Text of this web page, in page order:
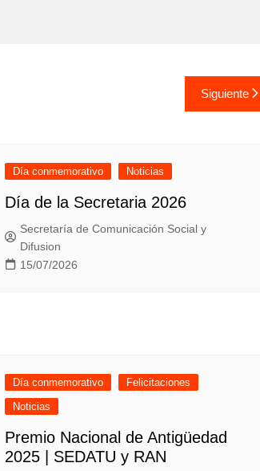
Siguiente
Día conmemorativo Noticias
Día de la Secretaria 2026
Secretaría de Comunicación Social y
Difusion
15/07/2026
Día conmemorativo
Felicitaciones
Noticias
Premio Nacional de Antigüedad
2025 | SEDATU y RAN